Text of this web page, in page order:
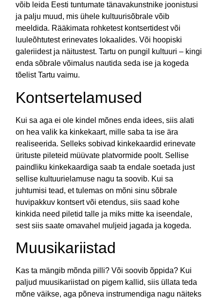
võib leida Eesti tuntumate tänavakunstnike joonistusi
ja palju muud, mis ühele kultuurisõbrale võib
meeldida. Rääkimata rohketest kontsertidest või
luuleõhtutest erinevates lokaalides. Või hoopiski
galeriidest ja näitustest. Tartu on pungil kultuuri – kingi
enda sõbrale võimalus nautida seda ise ja kogeda
tõelist Tartu vaimu.
Kontsertelamused
Kui sa aga ei ole kindel mõnes enda idees, siis alati
on hea valik ka kinkekaart, mille saba ta ise ära
realiseerida. Selleks sobivad kinkekaardid erinevate
ürituste pileteid müüvate platvormide poolt. Sellise
paindliku kinkekaardiga saab ta endale soetada just
sellise kultuurielamuse nagu ta soovib. Kui sa
juhtumisi tead, et tulemas on mõni sinu sõbrale
huvipakkuv kontsert või etendus, siis saad kohe
kinkida need piletid talle ja miks mitte ka iseendale,
sest siis saate omavahel muljeid jagada ja kogeda.
Muusikariistad
Kas ta mängib mõnda pilli? Või soovib õppida? Kui
paljud muusikariistad on pigem kallid, siis üllata teda
mõne väikse, aga põneva instrumendiga nagu näiteks